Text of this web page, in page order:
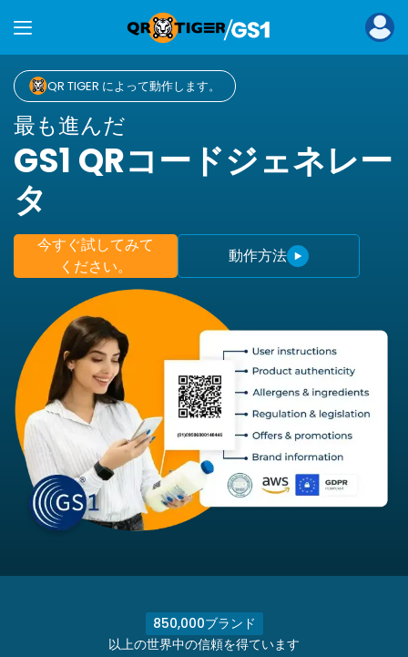
QR TIGER によって動作します。
最も進んだ
GS1 QRコードジェネレー
タ
今すぐ試してみて
ください。
動作方法
850,000ブランド
以上の世界中の信頼を得ています